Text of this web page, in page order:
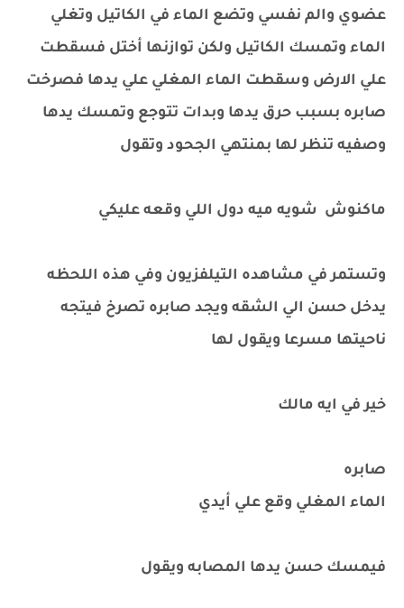
عضوي والم نفسي وتضع الماء في الكاتيل وتغلي
الماء وتمسك الكاتيل ولكن توازنها أختل فسقطت
علي الارض وسقطت الماء المغلي علي يدها فصرخت
صابره بسبب حرق يدها وبدات تتوجع وتمسك يدها
وصفيه تنظر لها بمنتهي الجحود وتقول
ماكنوش شويه ميه دول اللي وقعه عليكي
وتستمر في مشاهده التيلفزيون وفي هذه اللحظه
يدخل حسن الي الشقه ويجد صابره تصرخ فيتجه
ناحيتها مسرعا ويقول لها
خير في ايه مالك
صابره
الماء المغلي وقع علي أيدي
فيمسك حسن يدها المصابه ويقول